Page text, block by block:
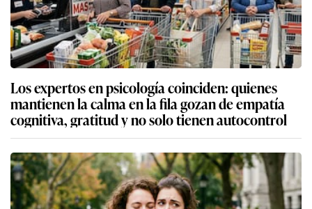
Los expertos en psicología coinciden: quienes
mantienen la calma en la fila gozan de empatía
cognitiva, gratitud y no solo tienen autocontrol